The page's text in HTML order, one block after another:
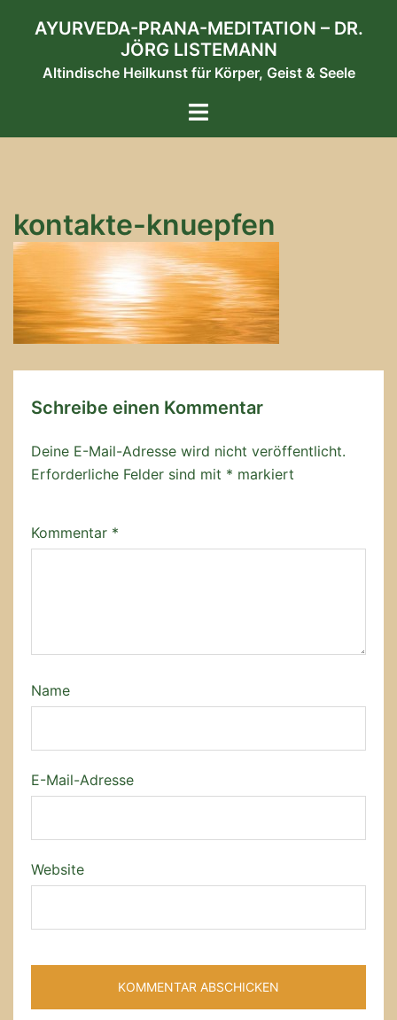
InhaltAYURVEDA-PRANA-MEDITATION – DR.
JÖRG LISTEMANN
Altindische Heilkunst für Körper, Geist & Seele
Menü
kontakte-knuepfen
Schreibe einen Kommentar
Deine E-Mail-Adresse wird nicht veröffentlicht.
Erforderliche Felder sind mit * markiert
Kommentar *
Name
E-Mail-Adresse
Website